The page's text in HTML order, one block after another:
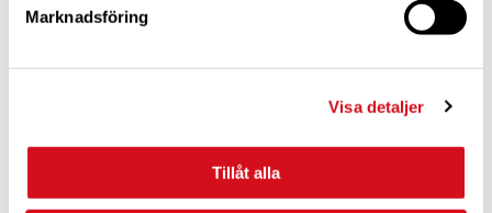
Marknadsföring
Visa detaljer
Tillåt alla
Logga in med hjälp av formuläret och följ anvisningarna.